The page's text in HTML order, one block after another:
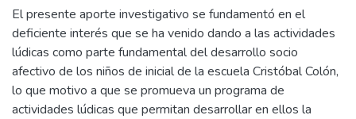
El presente aporte investigativo se fundamentó en el
deficiente interés que se ha venido dando a las actividades
lúdicas como parte fundamental del desarrollo socio
afectivo de los niños de inicial de la escuela Cristóbal Colón,
lo que motivo a que se promueva un programa de
actividades lúdicas que permitan desarrollar en ellos la